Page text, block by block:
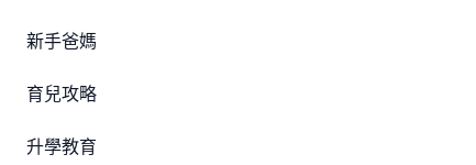
新手爸媽
育兒攻略
升學教育